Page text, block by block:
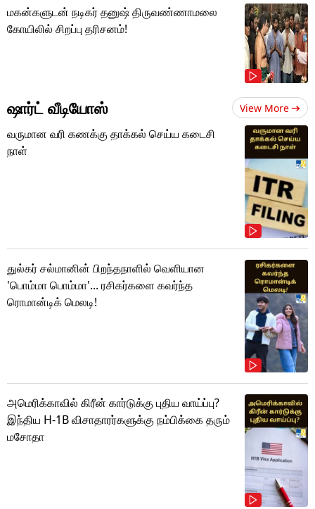
மகன்களுடன் நடிகர் தனுஷ் திருவண்ணாமலை
கோயிலில் சிறப்பு தரிசனம்!
ஷார்ட் வீடியோஸ் View More
வருமான வரி கணக்கு தாக்கல் செய்ய கடைசி
நாள்
துல்கர் சல்மானின் பிறந்தநாளில் வெளியான
'பொம்மா பொம்மா'... ரசிகர்களை கவர்ந்த
ரொமான்டிக் மெலடி!
அமெரிக்காவில் கிரீன் கார்டுக்கு புதிய வாய்ப்பு?
இந்திய H-1B விசாதாரர்களுக்கு நம்பிக்கை தரும்
மசோதா